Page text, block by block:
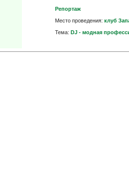
Репортаж
Место проведения: клуб
Тема: DJ - модная